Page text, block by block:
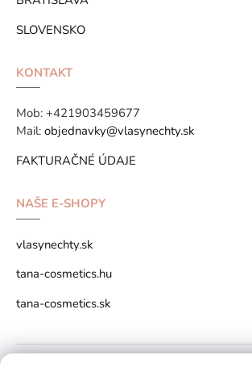
SLOVENSKO
KONTAKT
Mob: +421903459677
Mail: objednavky@vlasynechty.sk
FAKTURAČNÉ ÚDAJE
NAŠE E-SHOPY
vlasynechty.sk
tana-cosmetics.hu
tana-cosmetics.sk